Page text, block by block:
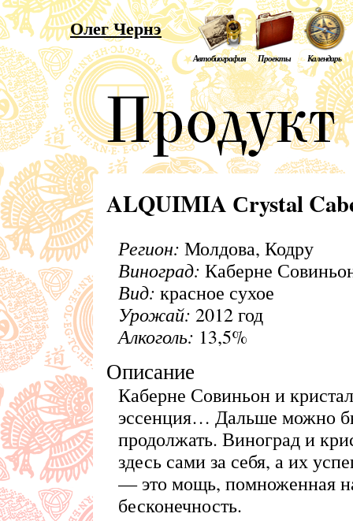
Олег Чернэ
Автобиография Проекты Календарь
ALQUIMIA Сrystal
Регион: Молдова, Кодру
Виноград: Каберне
Вид: красное сухое
Урожай: 2012 год
Алкоголь: 13,5%
Описание
Каберне Совиньон и
эссенция… Дальше можно
продолжать. Виноград и
здесь сами за себя, а их
— это мощь, помноженная
бесконечность.